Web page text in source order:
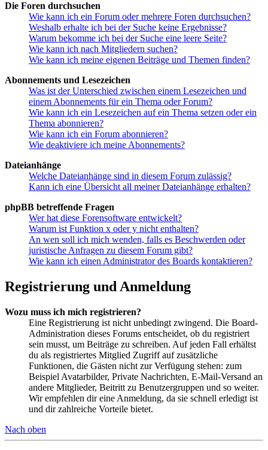
Die Foren durchsuchen
Wie kann ich ein Forum oder mehrere Foren durchsuchen?
Weshalb erhalte ich bei der Suche keine Ergebnisse?
Warum bekomme ich bei der Suche eine leere Seite?
Wie kann ich nach Mitgliedern suchen?
Wie kann ich meine eigenen Beiträge und Themen finden?
Abonnements und Lesezeichen
Was ist der Unterschied zwischen einem Lesezeichen und
einem Abonnements für ein Thema oder Forum?
Wie kann ich ein Lesezeichen auf ein Thema setzen oder ein
Thema abonnieren?
Wie kann ich ein Forum abonnieren?
Wie deaktiviere ich meine Abonnements?
Dateianhänge
Welche Dateianhänge sind in diesem Forum zulässig?
Kann ich eine Übersicht all meiner Dateianhänge erhalten?
phpBB betreffende Fragen
Wer hat diese Forensoftware entwickelt?
Warum ist Funktion x oder y nicht enthalten?
An wen soll ich mich wenden, falls es Beschwerden oder
juristische Anfragen zu diesem Forum gibt?
Wie kann ich einen Administrator des Boards kontaktieren?
Registrierung und Anmeldung
Wozu muss ich mich registrieren?
Eine Registrierung ist nicht unbedingt zwingend. Die Board-
Administration dieses Forums entscheidet, ob du registriert
sein musst, um Beiträge zu schreiben. Auf jeden Fall erhältst
du als registriertes Mitglied Zugriff auf zusätzliche
Funktionen, die Gästen nicht zur Verfügung stehen: zum
Beispiel Avatarbilder, Private Nachrichten, E-Mail-Versand an
andere Mitglieder, Beitritt zu Benutzergruppen und so weiter.
Wir empfehlen dir eine Anmeldung, da sie schnell erledigt ist
und dir zahlreiche Vorteile bietet.
Nach oben